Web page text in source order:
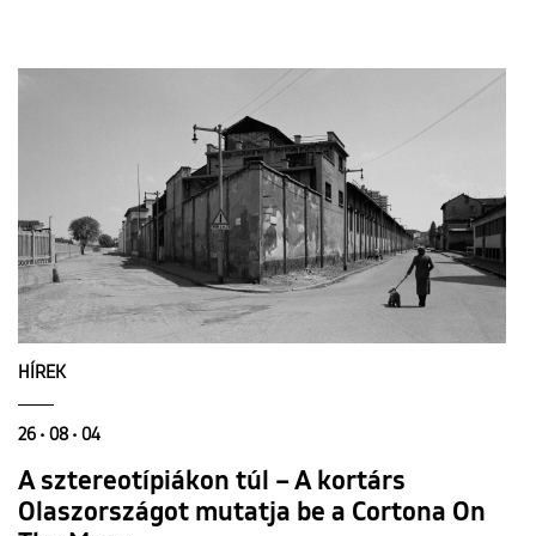
HÍREK
26 • 08 • 04
A sztereotípiákon túl – A kortárs
Olaszországot mutatja be a Cortona On